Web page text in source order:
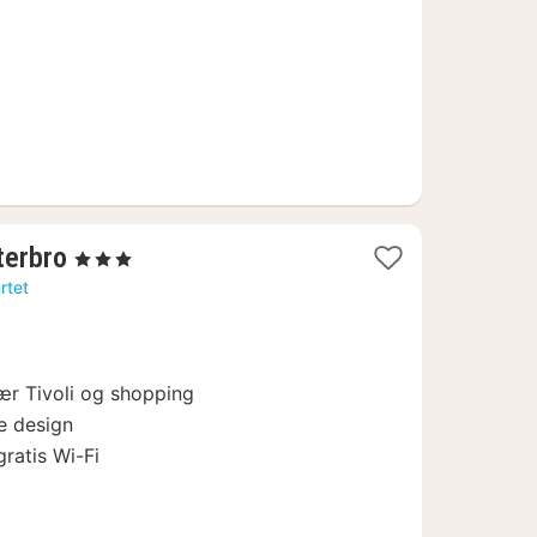
2
, 3 Stjerner
Tivoli og shopping
design
Wi-Fi